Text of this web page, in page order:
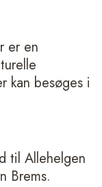
er en
kan besøges i
til Allehelgen
Brems.